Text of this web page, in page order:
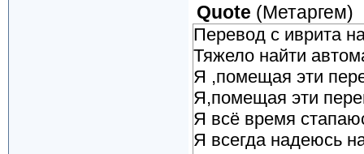
Quote (Метаргем)
Перевод с иврита
Тяжело найти
Я ,помещая эти
Я,помещая эти
Я всё время
Я всегда надеюсь